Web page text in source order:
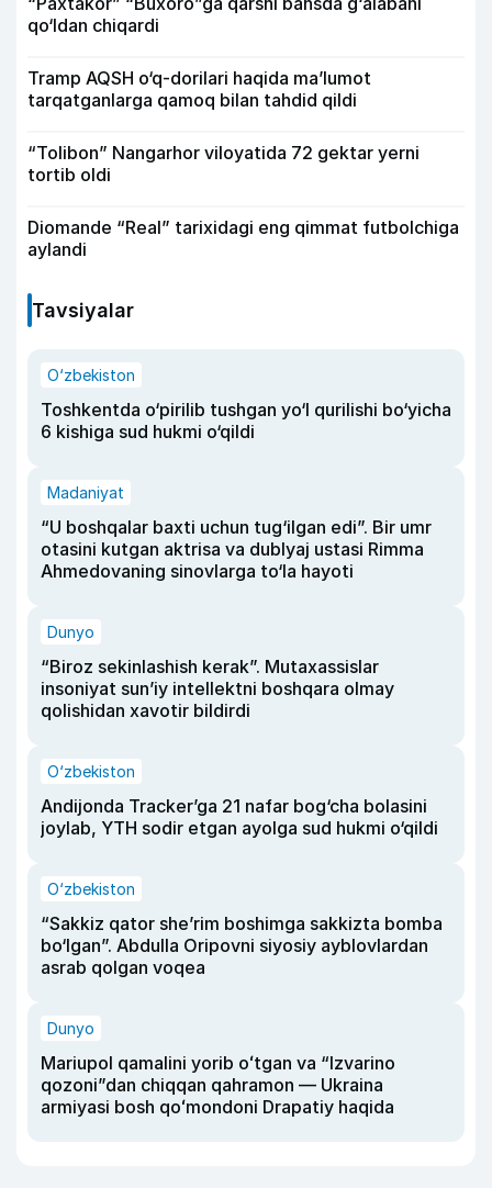
qo‘ldan chiqardi
Tramp AQSH o‘q-dorilari haqida ma’lumot
tarqatganlarga qamoq bilan tahdid qildi
“Tolibon” Nangarhor viloyatida 72 gektar yerni
tortib oldi
Diomande “Real” tarixidagi eng qimmat futbolchiga
aylandi
Tavsiyalar
O‘zbekiston
Toshkentda o‘pirilib tushgan yo‘l qurilishi bo‘yicha
6 kishiga sud hukmi o‘qildi
Madaniyat
“U boshqalar baxti uchun tug‘ilgan edi”. Bir umr
otasini kutgan aktrisa va dublyaj ustasi Rimma
Ahmedovaning sinovlarga to‘la hayoti
Dunyo
“Biroz sekinlashish kerak”. Mutaxassislar
insoniyat sun’iy intellektni boshqara olmay
qolishidan xavotir bildirdi
O‘zbekiston
Andijonda Tracker’ga 21 nafar bog‘cha bolasini
joylab, YTH sodir etgan ayolga sud hukmi o‘qildi
O‘zbekiston
“Sakkiz qator she’rim boshimga sakkizta bomba
bo‘lgan”. Abdulla Oripovni siyosiy ayblovlardan
asrab qolgan voqea
Dunyo
Mariupol qamalini yorib oʻtgan va “Izvarino
qozoni”dan chiqqan qahramon — Ukraina
armiyasi bosh qoʻmondoni Drapatiy haqida